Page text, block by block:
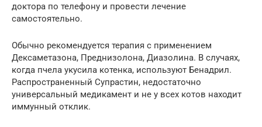
доктора по телефону и провести лечение
самостоятельно.
Обычно рекомендуется терапия с применением
Дексаметазона, Преднизолона, Диазолина. В случаях,
когда пчела укусила котенка, используют Бенадрил.
Распространенный Супрастин, недостаточно
универсальный медикамент и не у всех котов находит
иммунный отклик.